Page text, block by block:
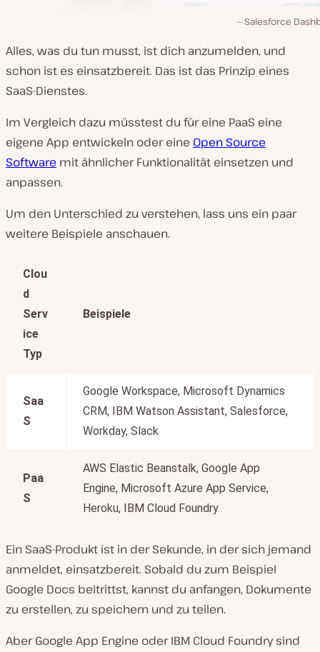
Salesforce
Alles, was du tun musst, ist dich anzumelden, und
schon ist es einsatzbereit. Das ist das Prinzip eines
SaaS-Dienstes.
Im Vergleich dazu müsstest du für eine PaaS eine
eigene App entwickeln oder eine Open Source
Software mit ähnlicher Funktionalität einsetzen und
anpassen.
Um den Unterschied zu verstehen, lass uns ein paar
weitere Beispiele anschauen.
Clou
d
Serv
ice
Typ
Beispiele
Saa
S
Google Workspace, Microsoft Dynamics
CRM, IBM Watson Assistant, Salesforce,
Workday, Slack
Paa
S
AWS Elastic Beanstalk, Google App
Engine, Microsoft Azure App Service,
Heroku, IBM Cloud Foundry
Ein SaaS-Produkt ist in der Sekunde, in der sich jemand
anmeldet, einsatzbereit. Sobald du zum Beispiel
Google Docs beitrittst, kannst du anfangen, Dokumente
zu erstellen, zu speichern und zu teilen.
Aber Google App Engine oder IBM Cloud Foundry sind